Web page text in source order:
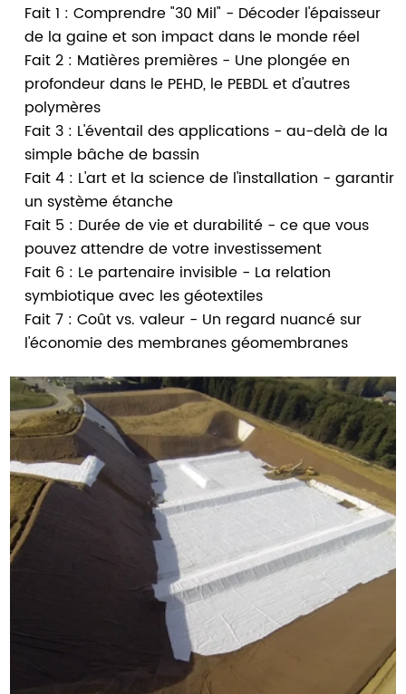
Fait 1 : Comprendre "30 Mil" - Décoder l'épaisseur
de la gaine et son impact dans le monde réel
Fait 2 : Matières premières - Une plongée en
profondeur dans le PEHD, le PEBDL et d'autres
polymères
Fait 3 : L'éventail des applications - au-delà de la
simple bâche de bassin
Fait 4 : L'art et la science de l'installation - garantir
un système étanche
Fait 5 : Durée de vie et durabilité - ce que vous
pouvez attendre de votre investissement
Fait 6 : Le partenaire invisible - La relation
symbiotique avec les géotextiles
Fait 7 : Coût vs. valeur - Un regard nuancé sur
l'économie des membranes géomembranes